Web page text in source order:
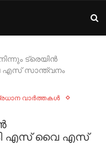
ട്രെയിൻ
എസ് സാന്ത്വനം
വാർത്തകൾ
എസ് വൈ എസ്